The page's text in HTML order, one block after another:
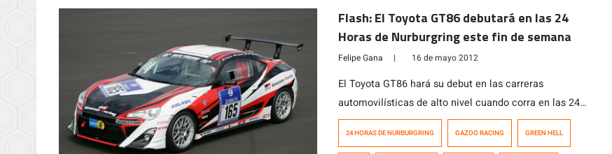
Flash: El Toyota GT86 debutará en las 24
Horas de Nurburgring este fin de semana
Felipe Gana | 16 de mayo 2012
El Toyota GT86 hará su debut en las carreras
automovilísticas de alto nivel cuando corra en las 24
Horas de Nurburgring este fin de semana. El modelo,
24 HORAS DE NURBURGRING GAZOO RACING GREEN HELL